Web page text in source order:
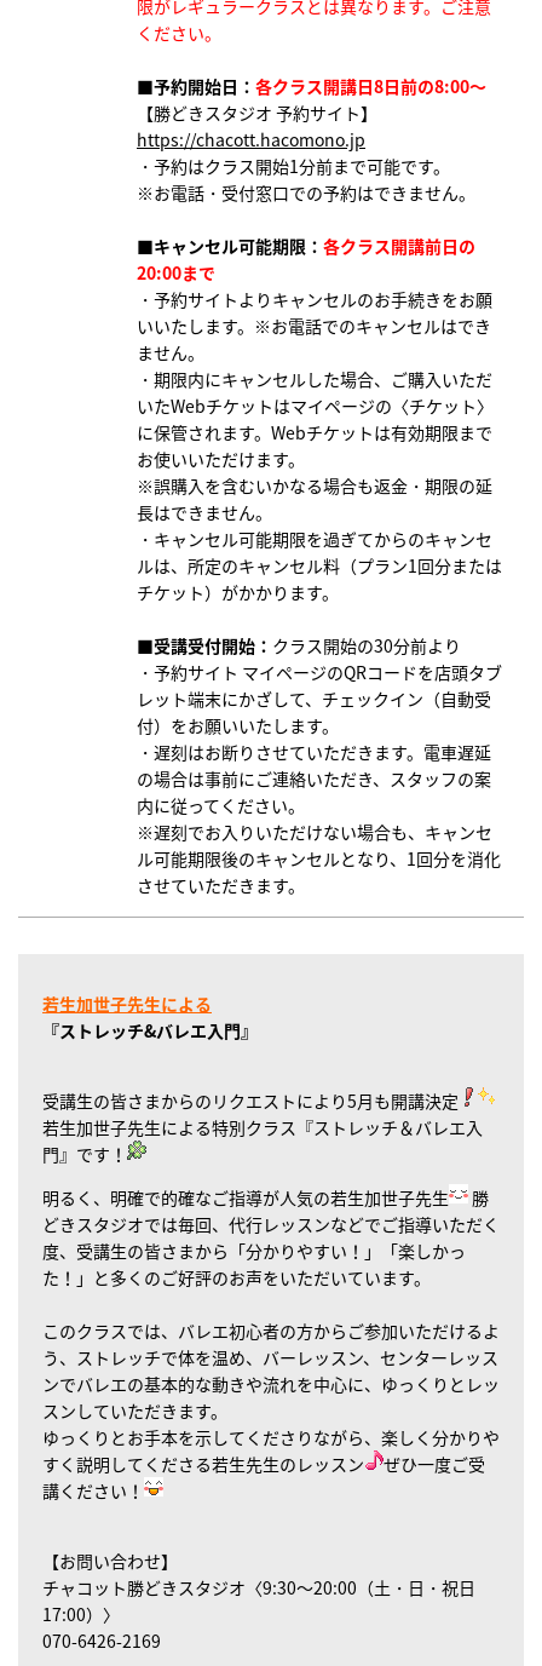
限がレギュラークラスとは異なります。ご注意
ください。
■予約開始日： 各クラス開講日8日前の8:00～
【勝どきスタジオ 予約サイト】
https://chacott.hacomono.jp
・予約はクラス開始1分前まで可能です。
※お電話・受付窓口での予約はできません。
■キャンセル可能期限： 各クラス開講前日の
20:00まで
・予約サイトよりキャンセルのお手続きをお願
いいたします。※お電話でのキャンセルはでき
ません。
・期限内にキャンセルした場合、ご購入いただ
いたWebチケットはマイページの〈チケット〉
に保管されます。Webチケットは有効期限まで
お使いいただけます。
※誤購入を含むいかなる場合も返金・期限の延
長はできません。
・キャンセル可能期限を過ぎてからのキャンセ
ルは、所定のキャンセル料（プラン1回分または
チケット）がかかります。
■受講受付開始： クラス開始の30分前より
・予約サイト マイページのQRコードを店頭タブ
レット端末にかざして、チェックイン（自動受
付）をお願いいたします。
・遅刻はお断りさせていただきます。電車遅延
の場合は事前にご連絡いただき、スタッフの案
内に従ってください。
※遅刻でお入りいただけない場合も、キャンセ
ル可能期限後のキャンセルとなり、1回分を消化
させていただきます。
若生加世子先生による
『ストレッチ&バレエ入門』
受講生の皆さまからのリクエストにより5月も開講決定
若生加世子先生による特別クラス『ストレッチ＆バレエ入
門』です！
明るく、明確で的確なご指導が人気の若生加世子先生
勝
どきスタジオでは毎回、代行レッスンなどでご指導いただく
度、受講生の皆さまから「分かりやすい！」「楽しかっ
た！」と多くのご好評のお声をいただいています。
このクラスでは、バレエ初心者の方からご参加いただけるよ
う、ストレッチで体を温め、バーレッスン、センターレッス
ンでバレエの基本的な動きや流れを中心に、ゆっくりとレッ
スンしていただきます。
ゆっくりとお手本を示してくださりながら、楽しく分かりや
すく説明してくださる若生先生のレッスン
ぜひ一度ご受
講ください！
【お問い合わせ】
チャコット勝どきスタジオ〈9:30～20:00（土・日・祝日
17:00）〉
070-6426-2169